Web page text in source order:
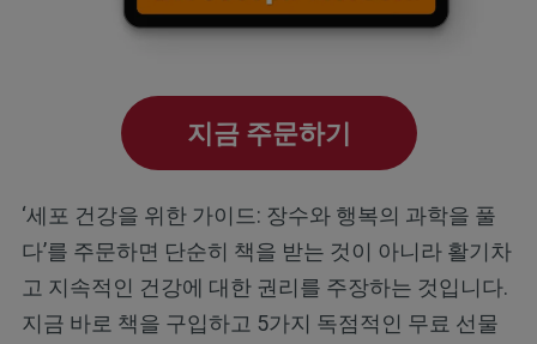
지금 주문하기
‘세포 건강을 위한 가이드: 장수와 행복의 과학을 풀
다’를 주문하면 단순히 책을 받는 것이 아니라 활기차
고 지속적인 건강에 대한 권리를 주장하는 것입니다.
지금 바로 책을 구입하고 5가지 독점적인 무료 선물